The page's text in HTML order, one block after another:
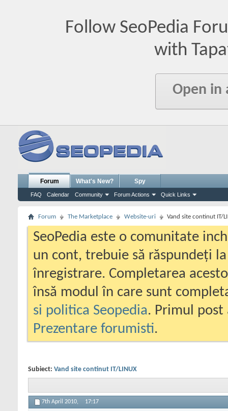
Follow SeoPedia
with
Open in
Forum
FAQ Calendar Community Forum Actions Quick Links
What's New? Spy
Forum The Marketplace Website-uri Vand site continut IT/
SeoPedia este o comunitate
un cont, trebuie să răspundeți
înregistrare. Completarea
însă modul în care sunt
si politica Seopedia. Primul
Prezentare forumisti.
Subiect: Vand site continut IT/LINUX
7th April 2010, 17:17